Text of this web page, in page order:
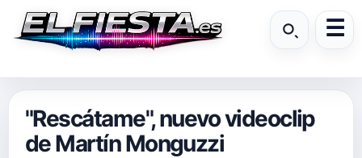
"Rescátame", nuevo videoclip
de Martín Monguzzi